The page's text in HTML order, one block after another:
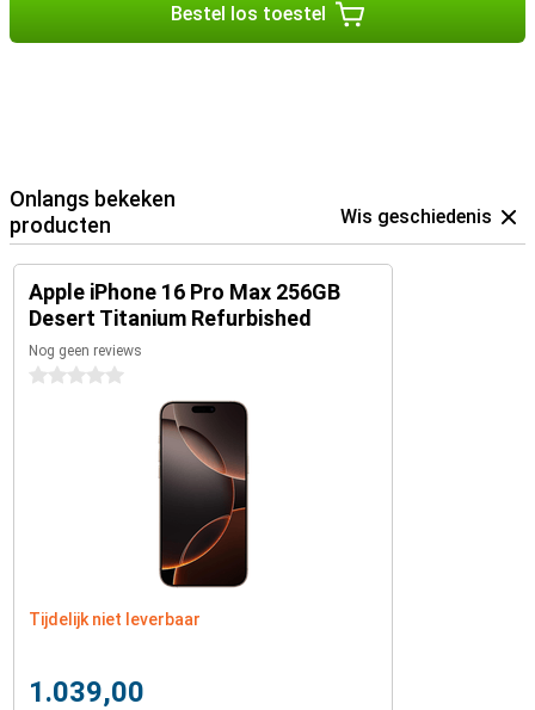
Bestel los toestel
Onlangs bekeken
producten
Wis geschiedenis
Apple iPhone 16 Pro Max 256GB
Desert Titanium Refurbished
Nog geen reviews
0 sterren
Tijdelijk niet leverbaar
1.039,00